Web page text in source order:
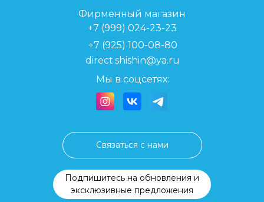
direct.shishin@ya.ru
Связаться с нами
Подпишитесь на обновления и
эксклюзивные предложения
+7 (999) 024-23-23
+7 (925) 100-08-80
Мы в соцсетях:
Фирменный магазин